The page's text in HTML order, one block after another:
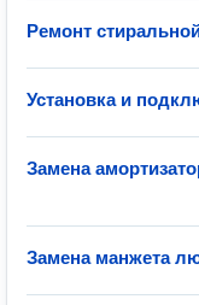
Ремонт
Установка и
Замена
Замена манжета